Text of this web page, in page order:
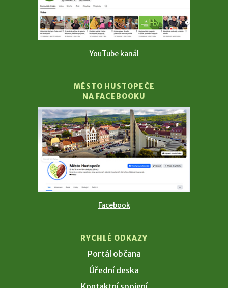
YouTube kanál
MĚSTO HUSTOPEČE
NA FACEBOOKU
Facebook
RYCHLÉ ODKAZY
Portál občana
Úřední deska